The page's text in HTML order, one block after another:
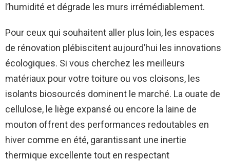
l’humidité et dégrade les murs irrémédiablement.
Pour ceux qui souhaitent aller plus loin, les espaces
de rénovation plébiscitent aujourd’hui les innovations
écologiques. Si vous cherchez les meilleurs
matériaux pour votre toiture ou vos cloisons, les
isolants biosourcés dominent le marché. La ouate de
cellulose, le liège expansé ou encore la laine de
mouton offrent des performances redoutables en
hiver comme en été, garantissant une inertie
thermique excellente tout en respectant